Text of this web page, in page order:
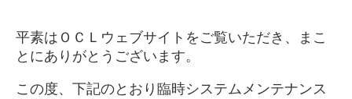
平素はＯＣＬウェブサイトをご覧いただき、まこ
とにありがとうございます。
この度、下記のとおり臨時システムメンテナンス